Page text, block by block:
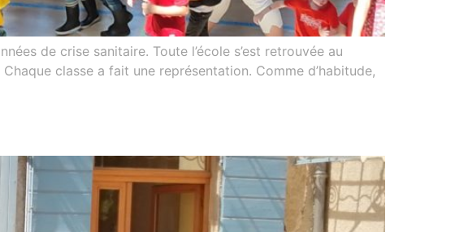
de crise sanitaire. Toute l’école s’est retrouvée au
classe a fait une représentation. Comme d’habitude,